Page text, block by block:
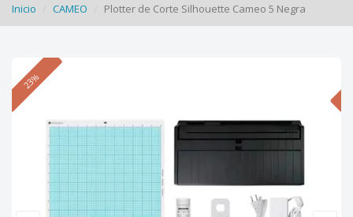
Inicio CAMEO Plotter de Corte Silhouette Cameo 5 Negra
23%